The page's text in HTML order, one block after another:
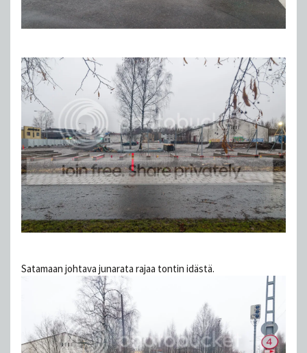
Satamaan johtava junarata rajaa tontin idästä.